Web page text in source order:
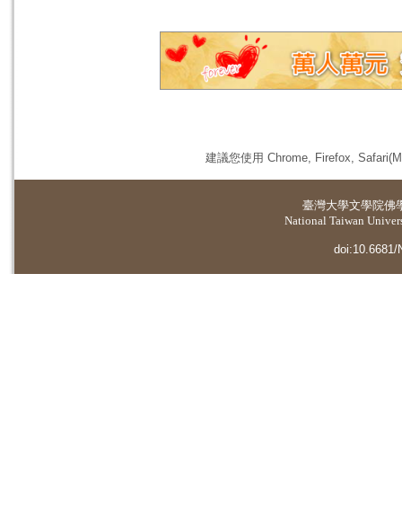
建議您使用 Chrome, Firefox,
臺灣大學文學院佛
National Taiwan
doi:10.6681/